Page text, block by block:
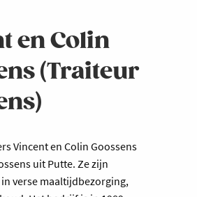
en Colin
(Traiteur
Vincent en Colin Goossens
uit Putte. Ze zijn
verse maaltijdbezorging,